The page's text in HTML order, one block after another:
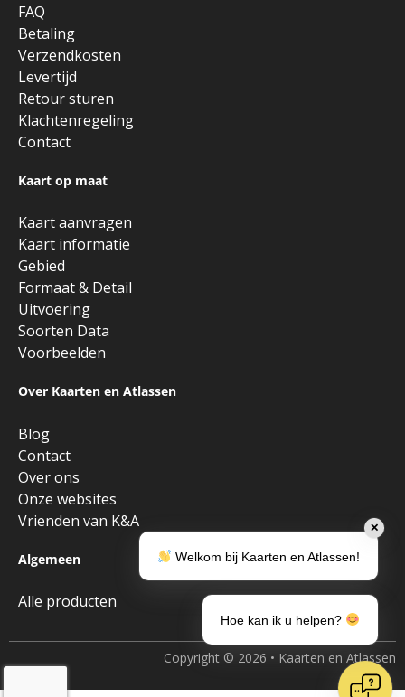
FAQ
Betaling
Verzendkosten
Levertijd
Retour sturen
Klachtenregeling
Contact
Kaart op maat
Kaart aanvragen
Kaart informatie
Gebied
Formaat & Detail
Uitvoering
Soorten Data
Voorbeelden
Over Kaarten en Atlassen
Blog
Contact
Over ons
Onze websites
Vrienden van K&A
Algemeen
Alle producten
Copyright © 2026 • Kaarten en Atlassen
✕
Welkom bij Kaarten en Atlassen!
Hoe kan ik u helpen?